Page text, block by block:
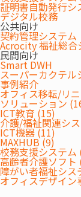
証明書自動発行シ
デジタル校務
公共向け
契約管理システム
Acrocity 福祉総合
民間向け
Smart DWH
スーパーカクテル
事例紹介
オフィス移転/リ
ソリューション
ICT教育 (15)
介護/福祉関連シ
ICT機器 (11)
MAXHUB (9)
校務支援システム
高齢者介護ソフト
障がい者福祉シス
オフィスデザイン
43型～98型
向きも選択
広いシーン
活用例：＜
会社・製品
表 ＜工場＞